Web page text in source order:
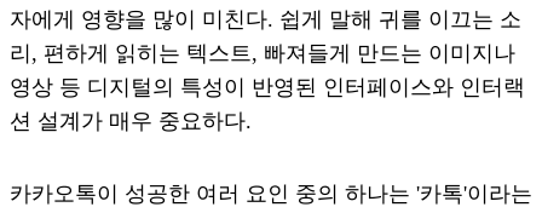
자에게 영향을 많이 미친다. 쉽게 말해 귀를 이끄는 소
리, 편하게 읽히는 텍스트, 빠져들게 만드는 이미지나
영상 등 디지털의 특성이 반영된 인터페이스와 인터랙
션 설계가 매우 중요하다.
카카오톡이 성공한 여러 요인 중의 하나는 '카톡'이라는